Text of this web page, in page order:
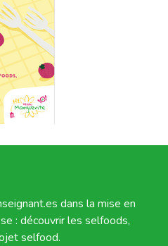
dans la mise en
: découvrir les selfoods,
selfood.